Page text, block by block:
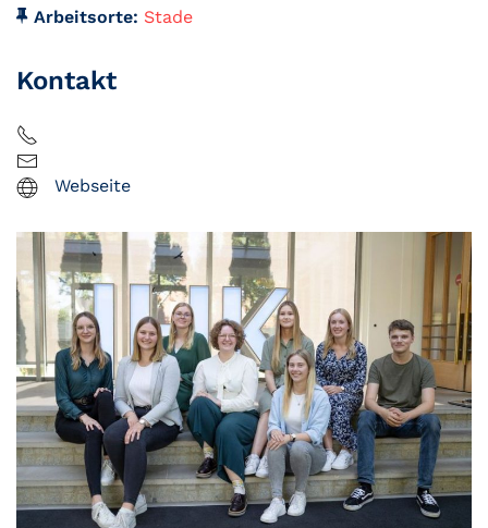
Arbeitsorte: Stade
Kontakt
Webseite